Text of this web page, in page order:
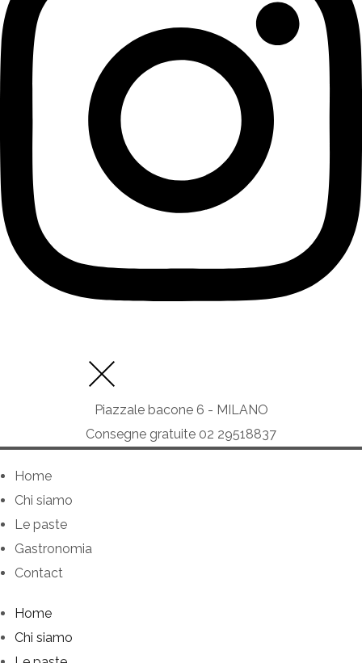
Piazzale bacone 6 - MILANO
Consegne gratuite 02 29518837
Home
Chi siamo
Le paste
Gastronomia
Contact
Home
Chi siamo